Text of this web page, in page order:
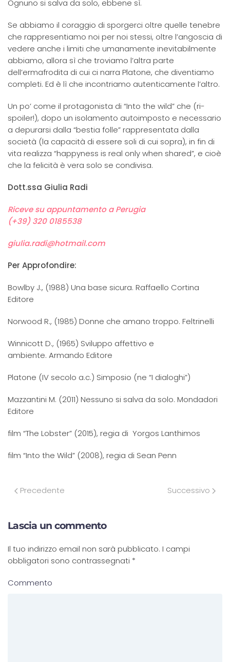
Ognuno si salva da solo, ebbene sì.
Se abbiamo il coraggio di sporgerci oltre quelle tenebre
che rappresentiamo noi per noi stessi, oltre l’angoscia di
vedere anche i limiti che umanamente inevitabilmente
abbiamo, allora sì che troviamo l’altra parte
dell’ermafrodita di cui ci narra Platone, che diventiamo
completi. Ed è lì che incontriamo autenticamente l’altro.
Un po’ come il protagonista di “Into the wild” che (ri-
spoiler!), dopo un isolamento autoimposto e necessario
a depurarsi dalla “bestia folle” rappresentata dalla
società (la capacità di essere soli di cui sopra), in fin di
vita realizza “happyness is real only when shared”, e cioè
che la felicità è vera solo se condivisa.
Dott.ssa Giulia Radi
Riceve su appuntamento a Perugia
(+39) 320 0185538
giulia.radi@hotmail.com
Per Approfondire:
Bowlby J., (1988) Una base sicura. Raffaello Cortina
Editore
Norwood R., (1985) Donne che amano troppo. Feltrinelli
Winnicott D., (1965) Sviluppo affettivo e
ambiente. Armando Editore
Platone (IV secolo a.c.) Simposio (ne “I dialoghi”)
Mazzantini M. (2011) Nessuno si salva da solo. Mondadori
Editore
film “The Lobster” (2015), regia di Yorgos Lanthimos
film “Into the Wild” (2008), regia di Sean Penn
Precedente Successivo
Lascia un commento
Il tuo indirizzo email non sarà pubblicato. I campi
obbligatori sono contrassegnati *
Commento